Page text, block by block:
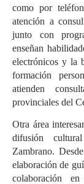
como por
atención a
junto con
enseñan
electrónicos y la
formación
atienden
provinciales del
Otra área
difusión
Zambrano.
elaboración de
colaboración